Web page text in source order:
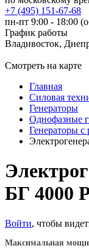
+7 (495) 151-67-68
пн-пт 9:00 - 18:00
График работы
Владивосток,
Смотреть на карте
Главная
Силовая
Генераторы
Однофазные
Генераторы с
БГ 4000
Войти, чтобы
Максимальная